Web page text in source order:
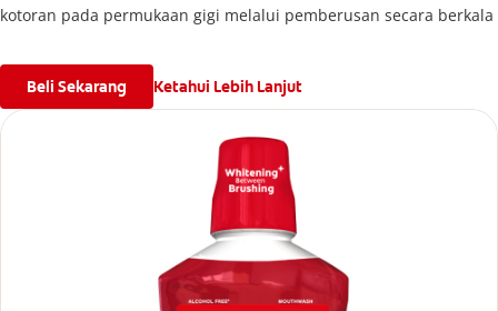
kotoran pada permukaan gigi melalui pemberusan secara berkala
Beli Sekarang Ketahui Lebih Lanjut